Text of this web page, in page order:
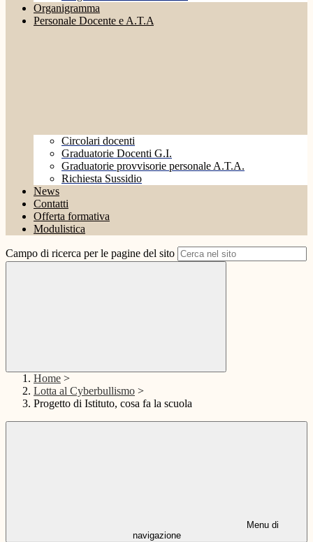
Organigramma
Personale Docente e A.T.A
Circolari docenti
Graduatorie Docenti G.I.
Graduatorie provvisorie personale A.T.A.
Richiesta Sussidio
News
Contatti
Offerta formativa
Modulistica
Campo di ricerca per le pagine del sito
Home >
Lotta al Cyberbullismo >
Progetto di Istituto, cosa fa la scuola
Menu di
navigazione